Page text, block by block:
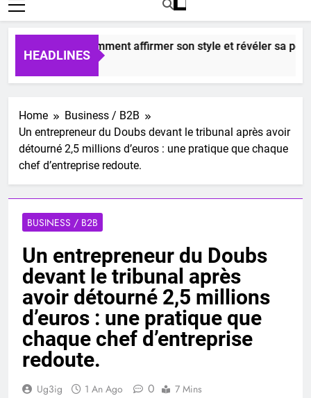
HEADLINES
: comment affirmer son style et révéler sa
Home
Business / B2B
Un entrepreneur du Doubs devant le tribunal après avoir
détourné 2,5 millions d’euros : une pratique que chaque
chef d’entreprise redoute.
BUSINESS / B2B
Un entrepreneur du Doubs
devant le tribunal après
avoir détourné 2,5 millions
d’euros : une pratique que
chaque chef d’entreprise
redoute.
Ug3ig 1 An Ago 0 7 Mins